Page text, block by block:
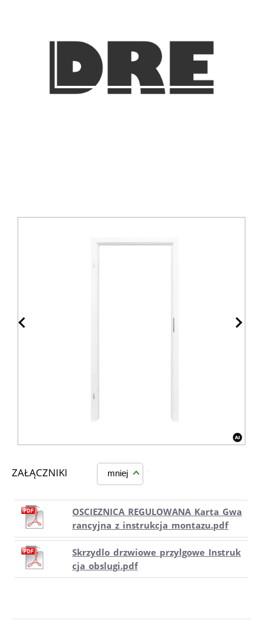
ZAŁĄCZNIKI mniej
OSCIEZNICA_REGULOWANA_Karta_Gwa
rancyjna_z_instrukcja_montazu.pdf
Skrzydlo_drzwiowe_przylgowe_Instruk
cja_obslugi.pdf